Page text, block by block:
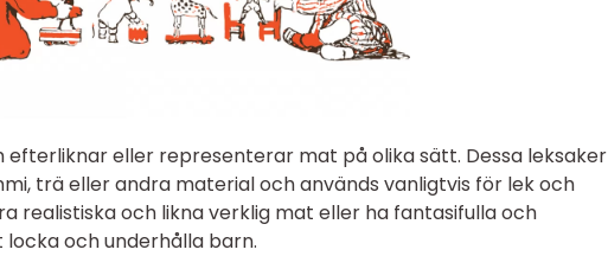
efterliknar eller representerar mat på olika sätt. Dessa leksaker
trä eller andra material och används vanligtvis för lek och
realistiska och likna verklig mat eller ha fantasifulla och
och underhålla barn.